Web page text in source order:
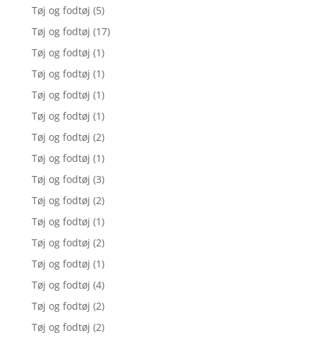
Tøj og fodtøj (5)
Tøj og fodtøj (17)
Tøj og fodtøj (1)
Tøj og fodtøj (1)
Tøj og fodtøj (1)
Tøj og fodtøj (1)
Tøj og fodtøj (2)
Tøj og fodtøj (1)
Tøj og fodtøj (3)
Tøj og fodtøj (2)
Tøj og fodtøj (1)
Tøj og fodtøj (2)
Tøj og fodtøj (1)
Tøj og fodtøj (4)
Tøj og fodtøj (2)
Tøj og fodtøj (2)